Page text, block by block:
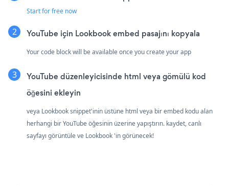
Start for free now
YouTube için Lookbook embed pasajını kopyala
Your code block will be available once you create your app
YouTube düzenleyicisinde html veya gömülü kod
öğesini ekleyin
veya Lookbook snippet'inin üstüne html veya bir embed kodu alan
herhangi bir YouTube öğesinin üzerine yapıştırın. kaydet, canlı
sayfayı görüntüle ve Lookbook 'in görünecek!